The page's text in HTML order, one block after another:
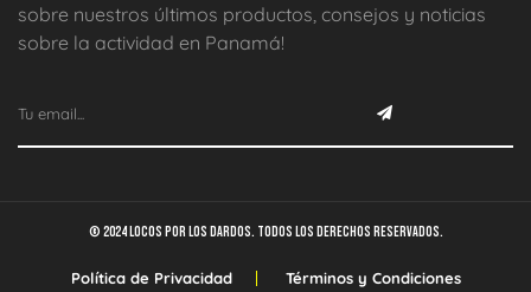
sobre nuestros últimos productos, consejos y noticias
sobre la actividad en Panamá!
© 2024 Locos por los dardos. Todos los derechos reservados.
Política de Privacidad Términos y Condiciones